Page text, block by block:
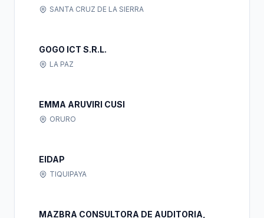
SANTA CRUZ DE LA SIERRA
GOGO ICT S.R.L.
LA PAZ
EMMA ARUVIRI CUSI
ORURO
EIDAP
TIQUIPAYA
MAZBRA CONSULTORA DE AUDITORIA,